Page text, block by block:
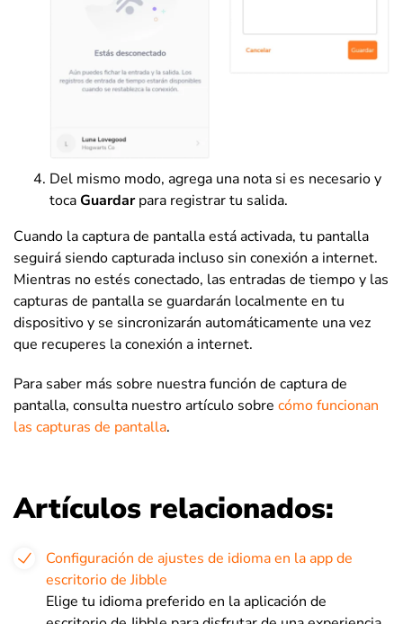
Del mismo modo, agrega una nota si es necesario y
tocaGuardarpara registrar tu salida.
Cuando la captura de pantalla está activada, tu pantalla
seguirá siendo capturada incluso sin conexión a internet.
Mientras no estés conectado, las entradas de tiempo y las
capturas de pantalla se guardarán localmente en tu
dispositivo y se sincronizarán automáticamente una vez
que recuperes la conexión a internet.
Para saber más sobre nuestra función de captura de
pantalla, consulta nuestro artículo sobre cómo funcionan
las capturas de pantalla.
Artículos relacionados:
Configuración de ajustes de idioma en la app de
escritorio de Jibble
Elige tu idioma preferido en la aplicación de